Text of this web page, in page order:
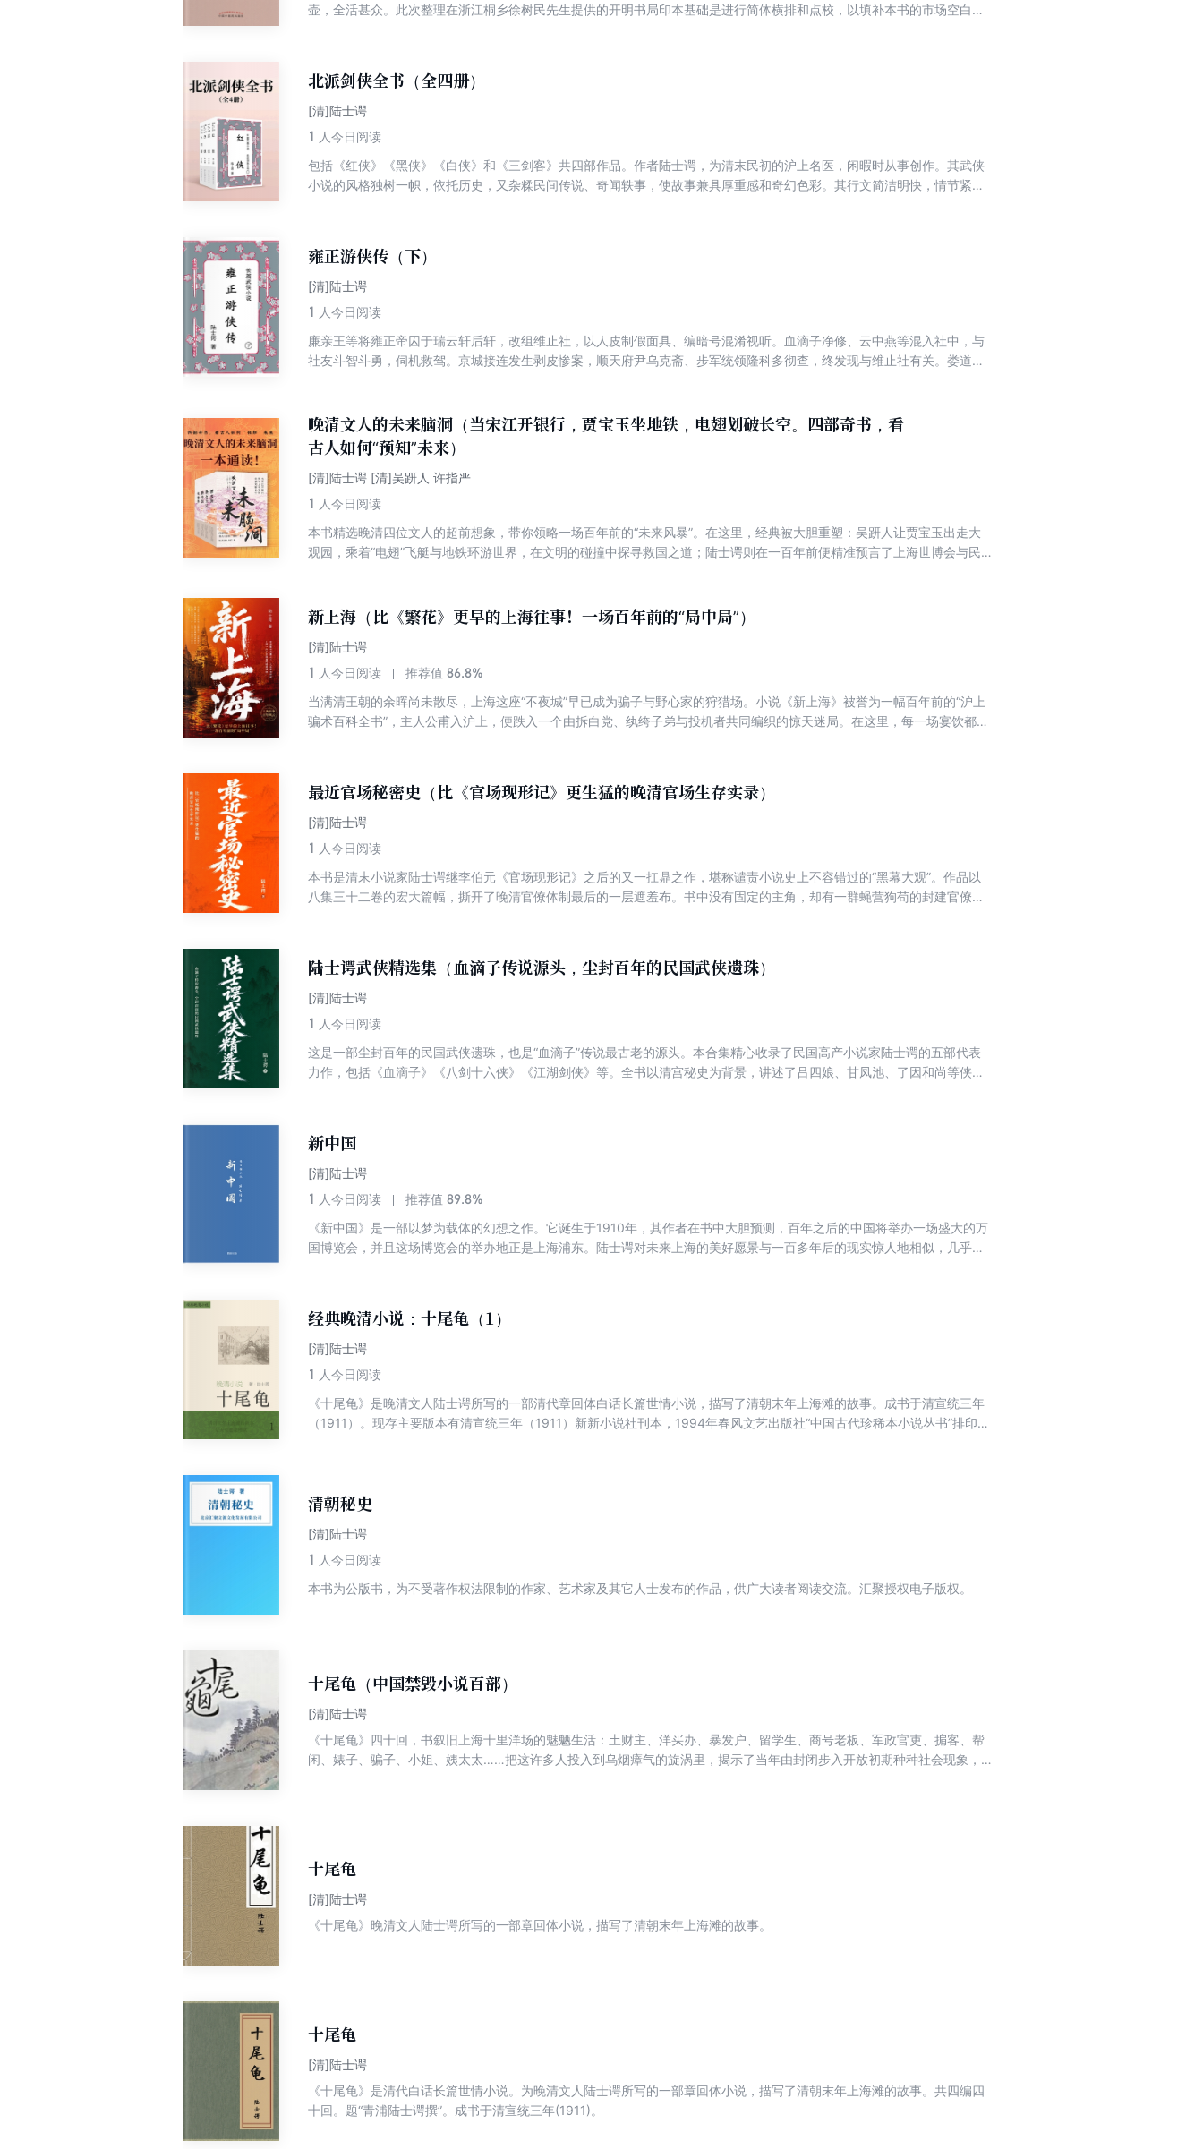
壶，全活甚众。此次整理在浙江桐乡徐树民先生提供的开明书局印本基础是进行简体横排和点校，以填补本书的市场空白。
北派剑侠全书（全四册）
[清]陆士谔
1 人今日阅读
包括《红侠》《黑侠》《白侠》和《三剑客》共四部作品。作者陆士谔，为清末民初的沪上名医，闲暇时从事创作。其武侠
小说的风格独树一帜，依托历史，又杂糅民间传说、奇闻轶事，使故事兼具厚重感和奇幻色彩。其行文简洁明快，情节紧
雍正游侠传（下）
[清]陆士谔
1 人今日阅读
廉亲王等将雍正帝囚于瑞云轩后轩，改组维止社，以人皮制假面具、编暗号混淆视听。血滴子净修、云中燕等混入社中，与
社友斗智斗勇，伺机救驾。京城接连发生剥皮惨案，顺天府尹乌克斋、步军统领隆科多彻查，终发现与维止社有关。娄道人
雍正帝着力稳固统治时，甘凤池的金龙剑影与潜藏的反清势力仍在暗处窥伺。未知大清江山能否长治久安？
晚清文人的未来脑洞（当宋江开银行，贾宝玉坐地铁，电翅划破长空。四部奇书，看
古人如何“预知”未来）
[清]陆士谔 [清]吴趼人 许指严
人今日阅读
本书精选晚清四位文人的超前想象，带你领略一场百年前的“未来风暴”。在这里，经典被大胆重塑：吴趼人让贾宝玉出走大
观园，乘着“电翅”飞艇与地铁环游世界，在文明的碰撞中探寻救国之道；陆士谔则在一百年前便精准预言了上海世博会与民
想象，有的已成现实，有的仍闪耀着超越时代的智慧光芒。
新上海（比《繁花》更早的上海往事！一场百年前的“局中局”）
[清]陆士谔
1 人今日阅读 推荐值 86.8%
当满清王朝的余晖尚未散尽，上海这座“不夜城”早已成为骗子与野心家的狩猎场。小说《新上海》被誉为一幅百年前的“沪上
骗术百科全书”，主人公甫入沪上，便跌入一个由拆白党、纨绔子弟与投机者共同编织的惊天迷局。在这里，每一场宴饮都暗
最近官场秘密史（比《官场现形记》更生猛的晚清官场生存实录）
[清]陆士谔
1 人今日阅读
本书是清末小说家陆士谔继李伯元《官场现形记》之后的又一扛鼎之作，堪称谴责小说史上不容错过的“黑幕大观”。作品以
八集三十二卷的宏大篇幅，撕开了晚清官僚体制最后的一层遮羞布。书中没有固定的主角，却有一群蝇营狗苟的封建官僚轮
陆士谔武侠精选集（血滴子传说源头，尘封百年的民国武侠遗珠）
[清]陆士谔
1 人今日阅读
这是一部尘封百年的民国武侠遗珠，也是“血滴子”传说最古老的源头。本合集精心收录了民国高产小说家陆士谔的五部代表
力作，包括《血滴子》《八剑十六侠》《江湖剑侠》等。全书以清宫秘史为背景，讲述了吕四娘、甘凤池、了因和尚等侠客
新中国
[清]陆士谔
1 人今日阅读 推荐值 89.8%
《新中国》是一部以梦为载体的幻想之作。它诞生于1910年，其作者在书中大胆预测，百年之后的中国将举办一场盛大的万
国博览会，并且这场博览会的举办地正是上海浦东。陆士谔对未来上海的美好愿景与一百多年后的现实惊人地相似，几乎如
经典晚清小说：十尾龟（1）
[清]陆士谔
1 人今日阅读
《十尾龟》是晚清文人陆士谔所写的一部清代章回体白话长篇世情小说，描写了清朝末年上海滩的故事。成书于清宣统三年
（1911）。现存主要版本有清宣统三年（1911）新新小说社刊本，1994年春风文艺出版社“中国古代珍稀本小说丛书”排印
清朝秘史
[清]陆士谔
1 人今日阅读
本书为公版书，为不受著作权法限制的作家、艺术家及其它人士发布的作品，供广大读者阅读交流。汇聚授权电子版权。
十尾龟（中国禁毁小说百部）
[清]陆士谔
《十尾龟》四十回，书叙旧上海十里洋场的魅魉生活：土财主、洋买办、暴发户、留学生、商号老板、军政官吏、掮客、帮
闲、婊子、骗子、小姐、姨太太……把这许多人投入到乌烟瘴气的旋涡里，揭示了当年由封闭步入开放初期种种社会现象，
十尾龟
[清]陆士谔
《十尾龟》晚清文人陆士谔所写的一部章回体小说，描写了清朝末年上海滩的故事。
十尾龟
[清]陆士谔
《十尾龟》是清代白话长篇世情小说。为晚清文人陆士谔所写的一部章回体小说，描写了清朝末年上海滩的故事。共四编四
十回。题“青浦陆士谔撰”。成书于清宣统三年(1911)。